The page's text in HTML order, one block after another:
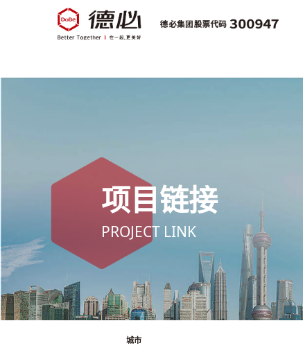
项目链接
PROJECT LINK
城市